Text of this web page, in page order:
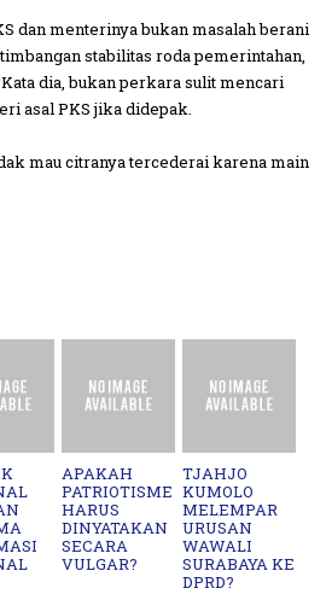
dan menterinya bukan masalah berani
stabilitas roda pemerintahan,
dia, bukan perkara sulit mencari
asal PKS jika didepak.
mau citranya tercederai karena main
APAKAH
PATRIOTISME
HARUS
DINYATAKAN
SECARA
VULGAR?
TJAHJO
KUMOLO
MELEMPAR
URUSAN
WAWALI
SURABAYA KE
DPRD?